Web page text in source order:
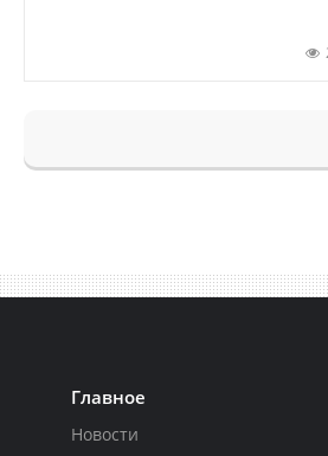
Главное
Новости